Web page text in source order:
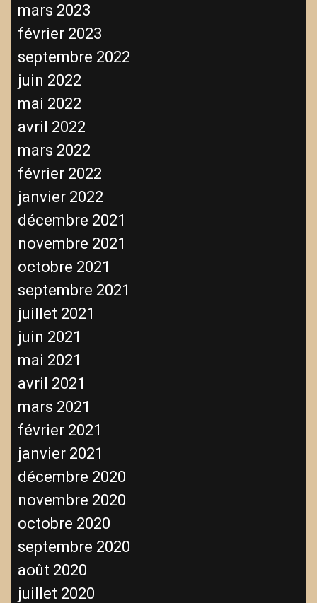
mars 2023
février 2023
septembre 2022
juin 2022
mai 2022
avril 2022
mars 2022
février 2022
janvier 2022
décembre 2021
novembre 2021
octobre 2021
septembre 2021
juillet 2021
juin 2021
mai 2021
avril 2021
mars 2021
février 2021
janvier 2021
décembre 2020
novembre 2020
octobre 2020
septembre 2020
août 2020
juillet 2020